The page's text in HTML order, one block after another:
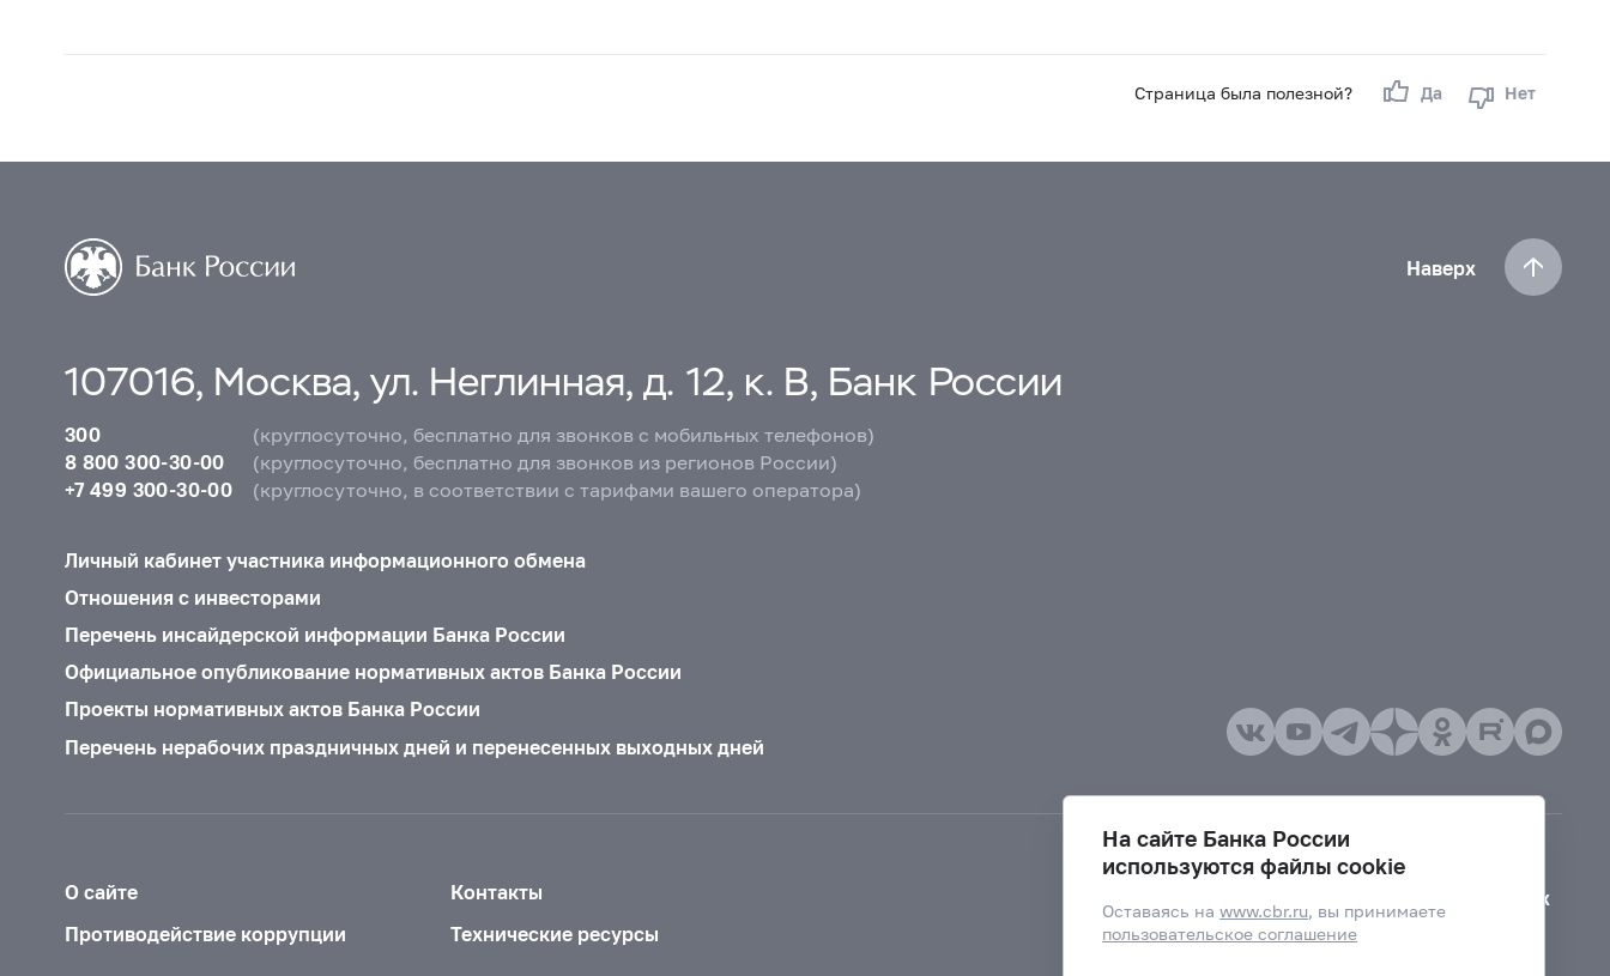
Страница была полезной? Да Нет
Наверх
107016, Москва, ул. Неглинная, д. 12, к. В, Банк России
300
(круглосуточно, бесплатно для звонков с мобильных телефонов)
8 800 300-30-00
(круглосуточно, бесплатно для звонков из регионов России)
+7 499 300-30-00
(круглосуточно, в соответствии с тарифами вашего оператора)
Личный кабинет участника информационного обмена
Отношения с инвесторами
Перечень инсайдерской информации Банка России
Официальное опубликование нормативных актов Банка России
Проекты нормативных актов Банка России
Перечень нерабочих праздничных дней и перенесенных выходных дней
О сайте
Контакты
Противодействие коррупции
Технические ресурсы
Версия для слабовидящих
На сайте Банка России
используются файлы cookie
Оставаясь наwww.cbr.ru, вы принимаете
пользовательское соглашение